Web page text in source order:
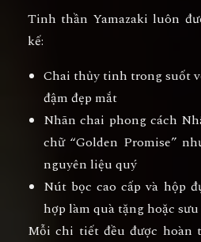
Tinh thần Yamazaki luôn
kế:
Chai thủy tinh trong suốt
đậm đẹp mắt
Nhãn chai phong cách
chữ “Golden Promise”
nguyên liệu quý
Nút bọc cao cấp và hộp
hợp làm quà tặng hoặc
Mỗi chi tiết đều được hoàn